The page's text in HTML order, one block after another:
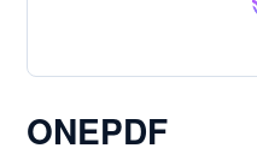
ONEPDF